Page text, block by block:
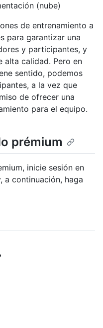
(nube)
de entrenamiento a
para garantizar una
y participantes, y
alta calidad. Pero en
sentido, podemos
a la vez que
de ofrecer una
para el equipo.
prémium
inicie sesión en
a continuación, haga